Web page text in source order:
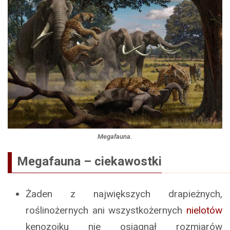
Megafauna.
Megafauna – ciekawostki
Żaden z największych drapieżnych,
roślinożernych ani wszystkożernych nielotów
kenozoiku nie osiągnął rozmiarów